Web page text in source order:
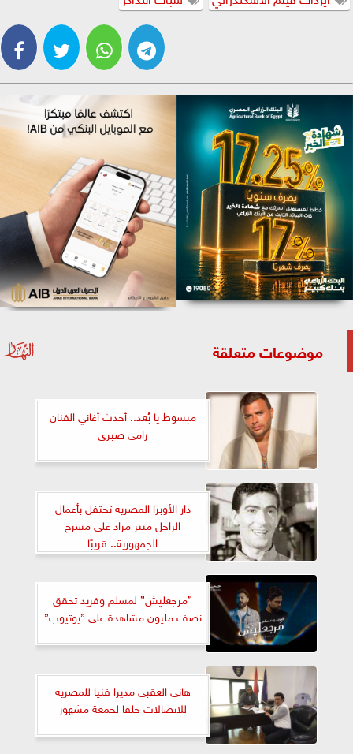
موضوعات متعلقة
مبسوط يا بُعد.. أحدث أغاني الفنان
رامى صبرى
دار الأوبرا المصرية تحتفل بأعمال
الراحل منير مراد على مسرح
الجمهورية.. قريبًا
”مرجعليش” لمسلم وفريد تحقق
نصف مليون مشاهدة على ”يوتيوب”
هانى العقبى مديرا فنيا للمصرية
للاتصالات خلفا لجمعة مشهور